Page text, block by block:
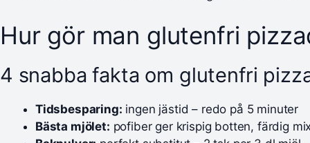
Hur gör man glutenfri
4 snabba fakta om glutenfri
Tidsbesparing: ingen jästid – redo på 5 minuter
Bästa mjölet: pofiber ger krispig botten, färdig